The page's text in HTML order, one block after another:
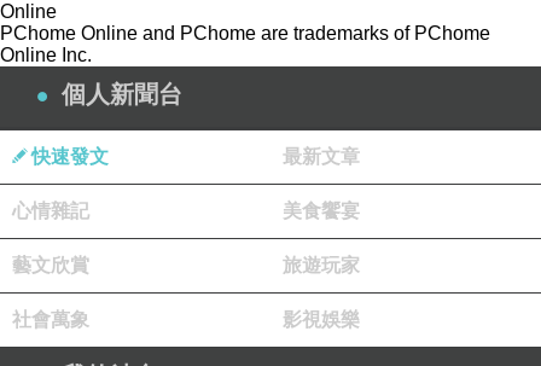
穩定性的要求遠高於一般文書使用，這也是為什
麼有些筆電雖然規格相近，但長時間高負載使用
的穩定表現卻差很多。
價格也是很多人會考慮的問題，不少維修與採購
人員在比較 DDR4 SODIMM SOCKET價錢 時，
容易只看單價差異，但實際上，便宜與高品質之
間的差距，往往體現在耐用度與穩定性，對設備
廠商而言，若因連接器品質不佳導致後續維修率
提升，長期成本反而更高。
Online
PChome Online and PChome are trademarks of PChome
Online Inc.
個人新聞台
快速發文 最新文章
心情雜記 美食饗宴
藝文欣賞 旅遊玩家
社會萬象 影視娛樂